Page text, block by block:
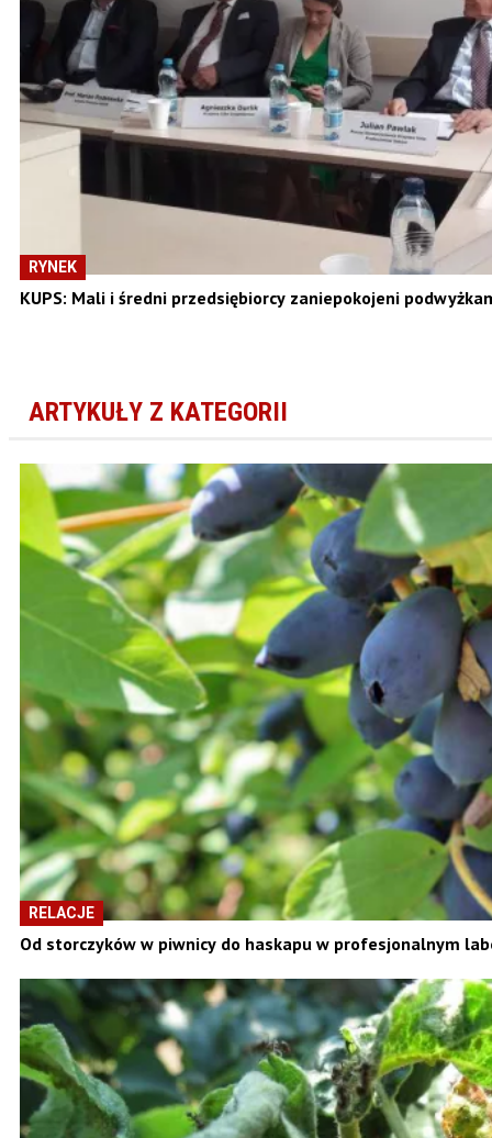
RYNEK
KUPS: Mali i średni przedsiębiorcy zaniepokojeni
ARTYKUŁY Z KATEGORII
RELACJE
Od storczyków w piwnicy do haskapu w profesjonalnym